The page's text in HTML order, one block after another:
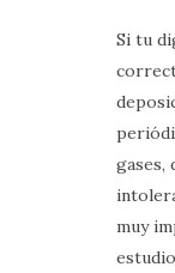
Si tu
gases,
muy